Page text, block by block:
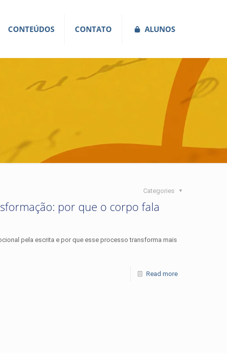
CONTEÚDOS CONTATO ALUNOS
Categories
por que o corpo fala
pela escrita e por que esse processo transforma mais
Read more